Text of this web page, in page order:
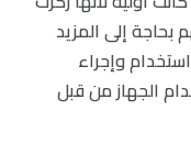
بحاجة إلى المزيد
وإجراء
الجهاز من قبل